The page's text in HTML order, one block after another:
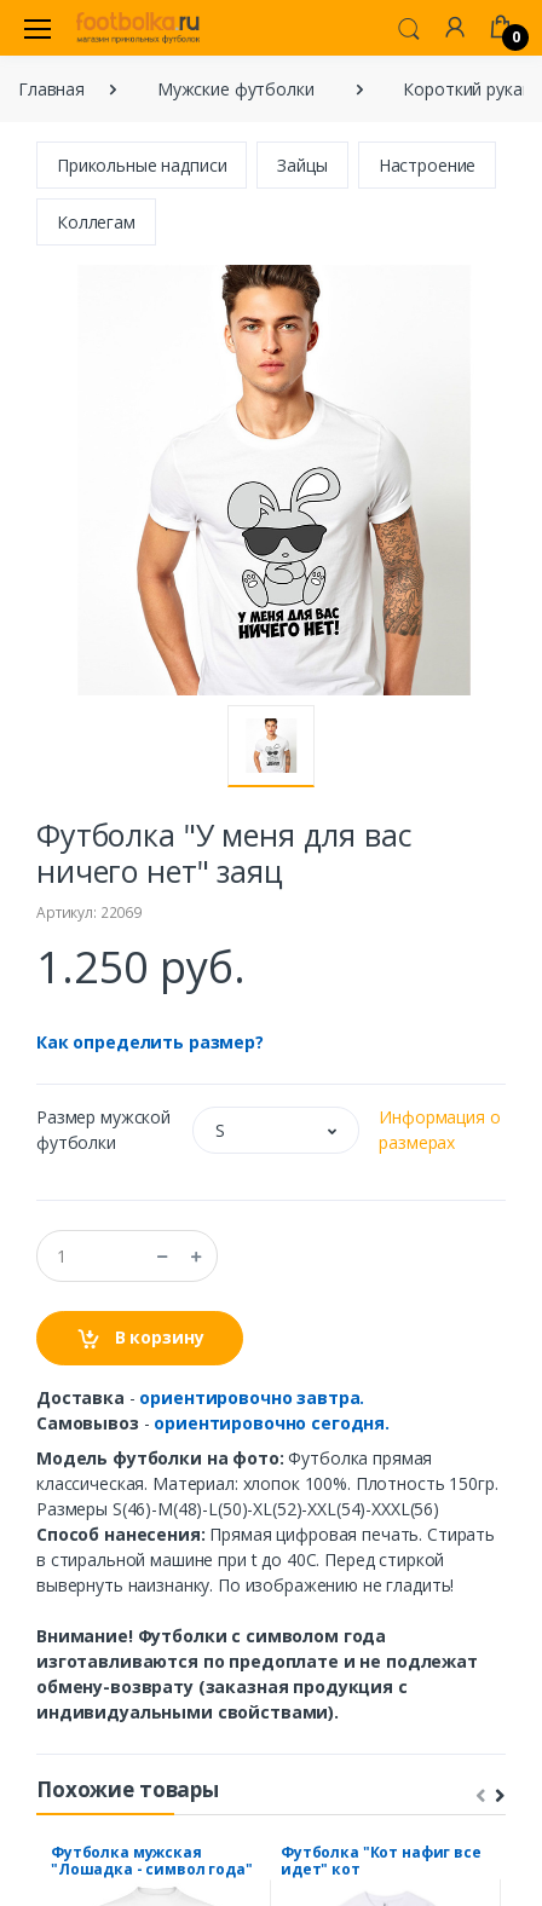
0
Главная Мужские футболки Короткий рукав
Прикольные надписи Зайцы Настроение
Коллегам
Футболка "У меня для вас
ничего нет" заяц
Артикул: 22069
1.250 руб.
Как определить размер?
Размер мужской
футболки
S
Информация о
размерах
В корзину
Доставка - ориентировочно завтра.
Самовывоз - ориентировочно сегодня.
Модель футболки на фото:Футболка прямая
классическая. Материал: хлопок 100%. Плотность 150гр.
Размеры S(46)-M(48)-L(50)-XL(52)-XXL(54)-XXXL(56)
Способ нанесения: Прямая цифровая печать. Стирать
в стиральной машине при t до 40С. Перед стиркой
вывернуть наизнанку. По изображению не гладить!
Внимание! Футболки с символом года
изготавливаются по предоплате и не подлежат
обмену-возврату (заказная продукция с
индивидуальными свойствами).
Похожие товары
Футболка мужская
"Лошадка - символ года"
Футболка "Кот нафиг все
идет" кот